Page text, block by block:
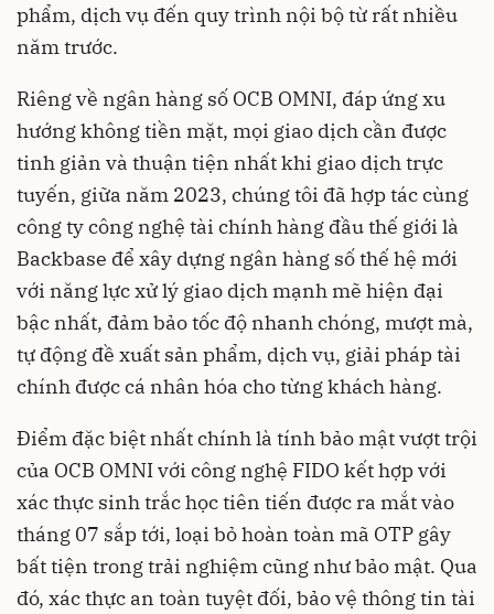
phẩm, dịch vụ đến quy trình nội bộ từ rất nhiều
năm trước.
Riêng về ngân hàng số OCB OMNI, đáp ứng xu
hướng không tiền mặt, mọi giao dịch cần được
tinh giản và thuận tiện nhất khi giao dịch trực
tuyến, giữa năm 2023, chúng tôi đã hợp tác cùng
công ty công nghệ tài chính hàng đầu thế giới là
Backbase để xây dựng ngân hàng số thế hệ mới
với năng lực xử lý giao dịch mạnh mẽ hiện đại
bậc nhất, đảm bảo tốc độ nhanh chóng, mượt mà,
tự động đề xuất sản phẩm, dịch vụ, giải pháp tài
chính được cá nhân hóa cho từng khách hàng.
Điểm đặc biệt nhất chính là tính bảo mật vượt trội
của OCB OMNI với công nghệ FIDO kết hợp với
xác thực sinh trắc học tiên tiến được ra mắt vào
tháng 07 sắp tới, loại bỏ hoàn toàn mã OTP gây
bất tiện trong trải nghiệm cũng như bảo mật. Qua
đó, xác thực an toàn tuyệt đối, bảo vệ thông tin tài